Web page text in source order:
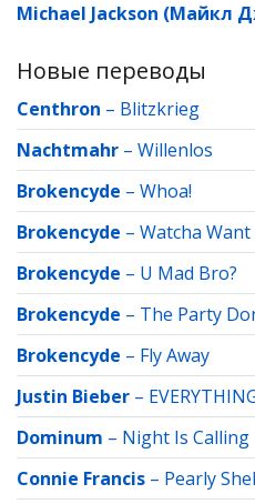
Michael Jackson (Майкл
Новые переводы
Centhron – Blitzkrieg
Nachtmahr – Willenlos
Brokencyde – Whoa!
Brokencyde – Watcha Want
Brokencyde – U Mad Bro?
Brokencyde – The Party
Brokencyde – Fly Away
Justin Bieber –
Dominum – Night Is Calling
Connie Francis – Pearly